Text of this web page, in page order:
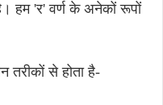
हम 'र' वर्ण के अनेकों रूपों
तरीकों से होता है-